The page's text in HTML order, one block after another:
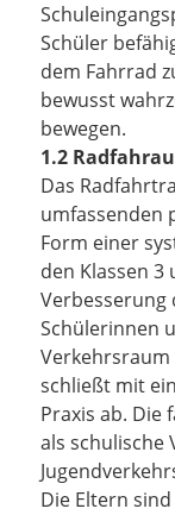
Schüler
dem Fahrrad
bewusst
bewegen.
1.2
Das
umfassenden
Form einer
den Klassen
Verbesserung
Schülerinnen
schließt mit
Praxis ab. Die
als schulische
Die Eltern